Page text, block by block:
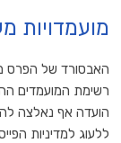
מועמדויות
האבסורד של הפרס
רשימת המועמדים ההיסטורית (שנחשפה
הועדה אף נאלצה
ללעוג למדיניות